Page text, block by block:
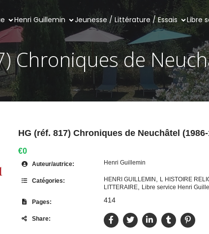
Henri Guillemin Jeunesse / Littérature / Essais Libre
Chroniques de
HG (réf. 817) Chroniques de Neuchâtel (1986-
€0
Auteur/autrice: Henri Guillemin
Catégories: HENRI GUILLEMIN L HISTOIRE
LITTERAIRE
Libre service Henri
Pages: 414
Share: